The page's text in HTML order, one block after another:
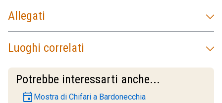
Allegati
Luoghi correlati
Potrebbe interessarti anche...
event Mostra di Chifari a Bardonecchia